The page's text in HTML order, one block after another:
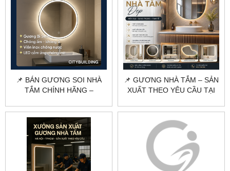
📌 BÁN GƯƠNG SOI NHÀ
TẮM CHÍNH HÃNG –
ẨM, GÓC CẠNH CHUẨN
ĐẸP
📌 GƯƠNG NHÀ TẮM – SẢN
XUẤT THEO YÊU CẦU TẠI